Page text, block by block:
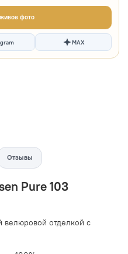
фото
MAX
Отзывы
Pure 103
велюровой отделкой c